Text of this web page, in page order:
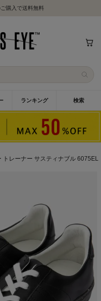
購入で送料無料
ランキング 検索
レーナー サスティナブル 6075EL